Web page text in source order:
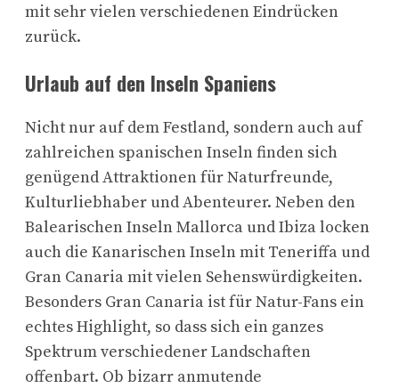
mit sehr vielen verschiedenen Eindrücken
zurück.
Urlaub auf den Inseln Spaniens
Nicht nur auf dem Festland, sondern auch auf
zahlreichen spanischen Inseln finden sich
genügend Attraktionen für Naturfreunde,
Kulturliebhaber und Abenteurer. Neben den
Balearischen Inseln Mallorca und Ibiza locken
auch die Kanarischen Inseln mit Teneriffa und
Gran Canaria mit vielen Sehenswürdigkeiten.
Besonders Gran Canaria ist für Natur-Fans ein
echtes Highlight, so dass sich ein ganzes
Spektrum verschiedener Landschaften
offenbart. Ob bizarr anmutende